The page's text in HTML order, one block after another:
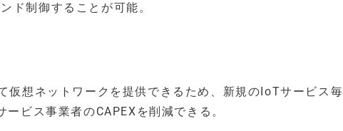
ド制御することが可能。
仮想ネットワークを提供できるため、新規のIoTサービス毎
ビス事業者のCAPEXを削減できる。